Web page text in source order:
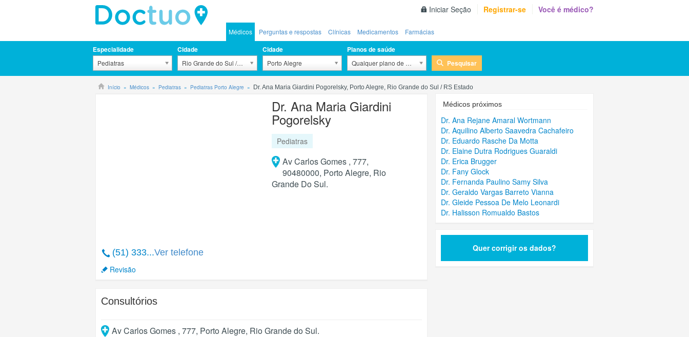
Iniciar Seção Registrar-se Você é médico?
Médicos Perguntas e respostas Clínicas Medicamentos Farmácias
Especialidade
Pediatras
Cidade
Rio Grande do Sul / RS
Cidade
Porto Alegre
Planos de saúde
Qualquer plano de saúde Pesquisar
Início Médicos Pediatras Pediatras Porto Alegre Dr. Ana Maria Giardini Pogorelsky, Porto Alegre, Rio Grande do Sul / RS Estado
(51) 333...Ver telefone
Revisão
Dr. Ana Maria Giardini
Pogorelsky
Pediatras
Av Carlos Gomes , 777,
90480000, Porto Alegre, Rio
Grande Do Sul.
Consultórios
Av Carlos Gomes , 777, Porto Alegre, Rio Grande do Sul.
Médicos próximos
Dr. Ana Rejane Amaral Wortmann
Dr. Aquilino Alberto Saavedra Cachafeiro
Dr. Eduardo Rasche Da Motta
Dr. Elaine Dutra Rodrigues Guaraldi
Dr. Erica Brugger
Dr. Fany Glock
Dr. Fernanda Paulino Samy Silva
Dr. Geraldo Vargas Barreto Vianna
Dr. Gleide Pessoa De Melo Leonardi
Dr. Halisson Romualdo Bastos
Quer corrigir os dados?